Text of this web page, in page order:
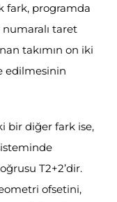
fark, programda
numaralı taret
takımın on iki
edilmesinin
bir diğer fark ise,
T2+2’dir.
ofsetini,